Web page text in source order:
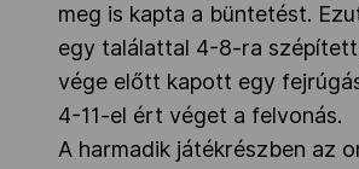
meg is kapta a büntetést.
egy találattal 4-8-ra
vége előtt kapott egy
4-11-el ért véget a felvonás.
A harmadik játékrészben az